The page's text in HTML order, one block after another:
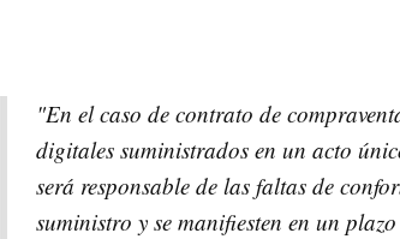
"En el caso de contrato de
digitales suministrados en un acto
será responsable de las faltas de
suministro y se manifiesten en un